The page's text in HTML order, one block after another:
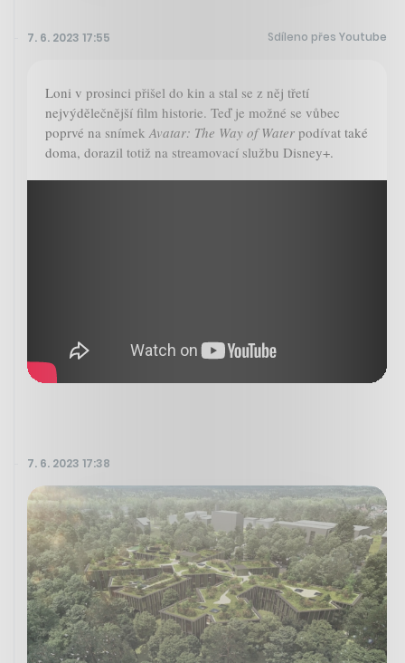
7. 6. 2023 17:55 Sdíleno přes Youtube
Loni v prosinci přišel do kin a stal se z něj třetí
nejvýdělečnější film historie. Teď je možné se vůbec
poprvé na snímek Avatar: The Way of Water podívat také
doma, dorazil totiž na streamovací službu Disney+.
7. 6. 2023 17:38